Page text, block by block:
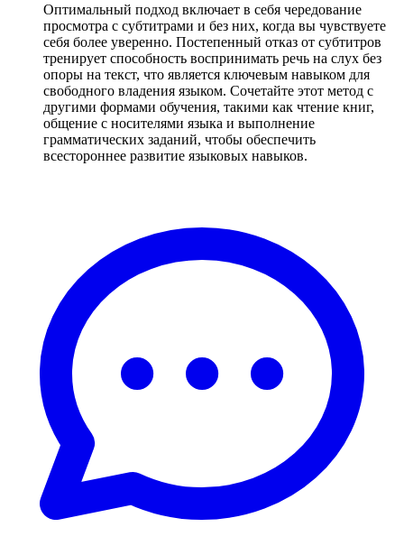
Оптимальный подход включает в себя чередование
просмотра с субтитрами и без них, когда вы чувствуете
себя более уверенно. Постепенный отказ от субтитров
тренирует способность воспринимать речь на слух без
опоры на текст, что является ключевым навыком для
свободного владения языком. Сочетайте этот метод с
другими формами обучения, такими как чтение книг,
общение с носителями языка и выполнение
грамматических заданий, чтобы обеспечить
всестороннее развитие языковых навыков.